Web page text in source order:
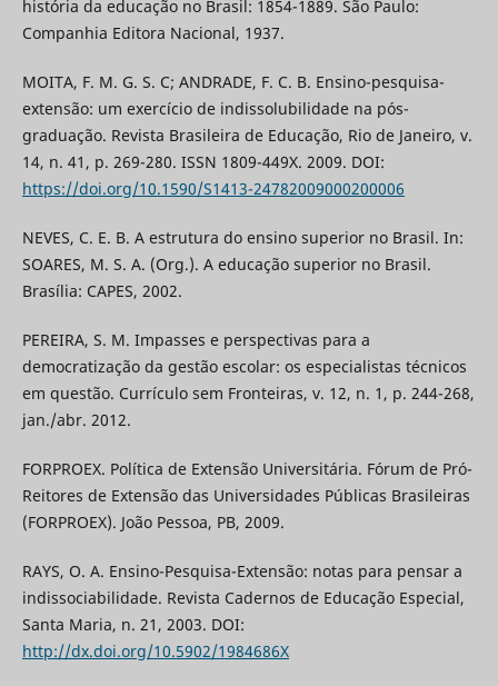
história da educação no Brasil: 1854-1889. São Paulo:
Companhia Editora Nacional, 1937.
MOITA, F. M. G. S. C; ANDRADE, F. C. B. Ensino-pesquisa-
extensão: um exercício de indissolubilidade na pós-
graduação. Revista Brasileira de Educação, Rio de Janeiro, v.
14, n. 41, p. 269-280. ISSN 1809-449X. 2009. DOI:
https://doi.org/10.1590/S1413-24782009000200006
NEVES, C. E. B. A estrutura do ensino superior no Brasil. In:
SOARES, M. S. A. (Org.). A educação superior no Brasil.
Brasília: CAPES, 2002.
PEREIRA, S. M. Impasses e perspectivas para a
democratização da gestão escolar: os especialistas técnicos
em questão. Currículo sem Fronteiras, v. 12, n. 1, p. 244-268,
jan./abr. 2012.
FORPROEX. Política de Extensão Universitária. Fórum de Pró-
Reitores de Extensão das Universidades Públicas Brasileiras
(FORPROEX). João Pessoa, PB, 2009.
RAYS, O. A. Ensino-Pesquisa-Extensão: notas para pensar a
indissociabilidade. Revista Cadernos de Educação Especial,
Santa Maria, n. 21, 2003. DOI:
http://dx.doi.org/10.5902/1984686X